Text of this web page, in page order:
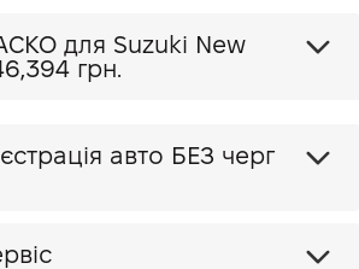
Suzuki New
грн.
авто БЕЗ черг